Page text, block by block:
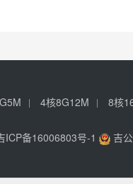
4核8G12M 8核
ICP备16006803号-1 吉